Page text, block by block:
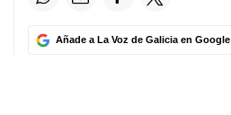
Añade a La Voz de Galicia en Google